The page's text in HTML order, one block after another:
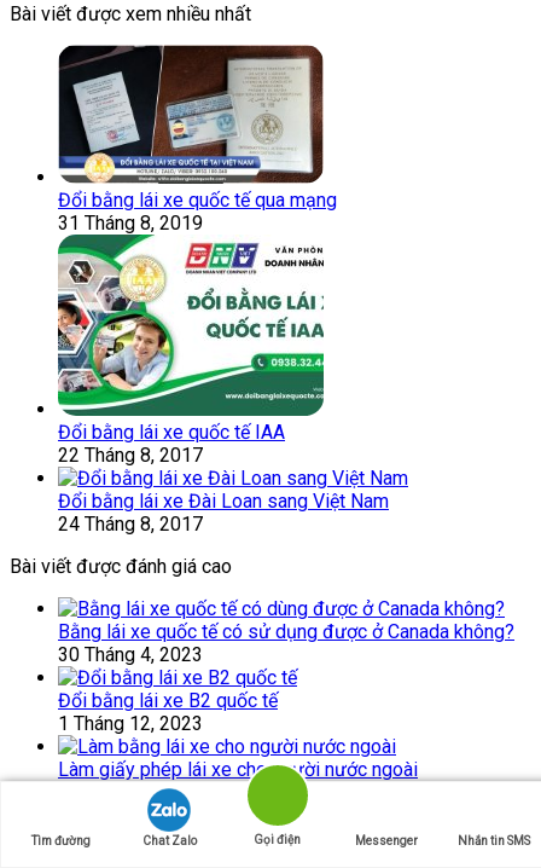
Bài viết được xem nhiều nhất
Đổi bằng lái xe quốc tế qua mạng
31 Tháng 8, 2019
Đổi bằng lái xe quốc tế IAA
22 Tháng 8, 2017
Đổi bằng lái xe Đài Loan sang Việt Nam
24 Tháng 8, 2017
Bài viết được đánh giá cao
Bằng lái xe quốc tế có sử dụng được ở Canada không?
30 Tháng 4, 2023
Đổi bằng lái xe B2 quốc tế
1 Tháng 12, 2023
Làm giấy phép lái xe cho người nước ngoài
28 Tháng 9, 2024
Bài viết ngẫu nhiên
Tìm đường Chat Zalo Gọi điện Messenger Nhắn tin SMS